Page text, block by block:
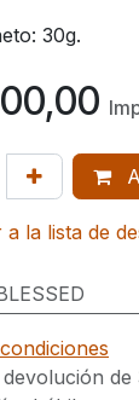
30g.
a la lista de
de